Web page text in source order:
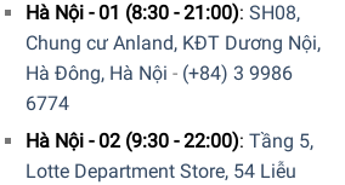
Hà Nội - 01 (8:30 - 21:00): SH08,
Chung cư Anland, KĐT Dương Nội,
Hà Đông, Hà Nội - (+84) 3 9986
6774
Hà Nội - 02 (9:30 - 22:00): Tầng 5,
Lotte Department Store, 54 Liễu